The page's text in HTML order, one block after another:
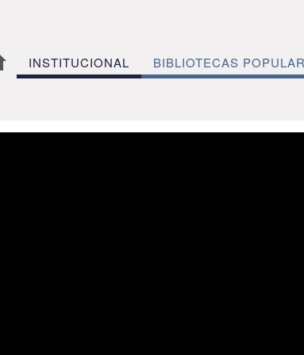
INSTITUCIONAL BIBLIOTECAS